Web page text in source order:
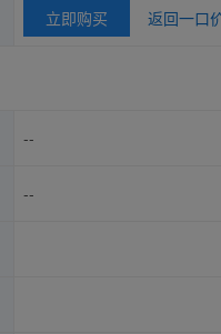
立即购买 返回一口
--
--